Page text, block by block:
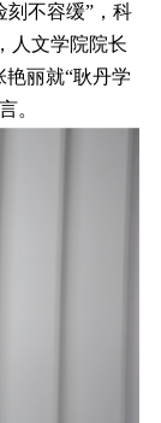
不容缓”，科
人文学院院长
丽就“耿丹学
。